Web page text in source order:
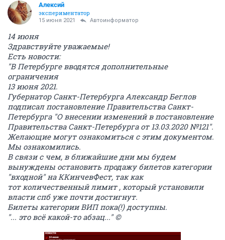
Алексий
экспериментатор
15 июня 2021 Автоинформатор
14 июня
Здравствуйте уважаемые!
Есть новости:
"В Петербурге вводятся дополнительные
ограничения
13 июня 2021.
Губернатор Санкт-Петербурга Александр Беглов
подписал постановление Правительства Санкт-
Петербурга "О внесении изменений в постановление
Правительства Санкт-Петербурга от 13.03.2020 №121".
Желающие могут ознакомиться с этим документом.
Мы ознакомились.
В связи с чем, в ближайшие дни мы будем
вынуждены остановить продажу билетов категории
"входной" на ККинчевФест, так как
тот количественный лимит , который установили
власти спб уже почти достигнут.
Билеты категории ВИП пока(!) доступны.
"... это всё какой-то абзац..." ©